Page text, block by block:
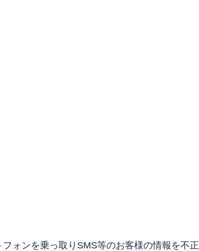
ォンを乗っ取りSMS等のお客様の情報を不正